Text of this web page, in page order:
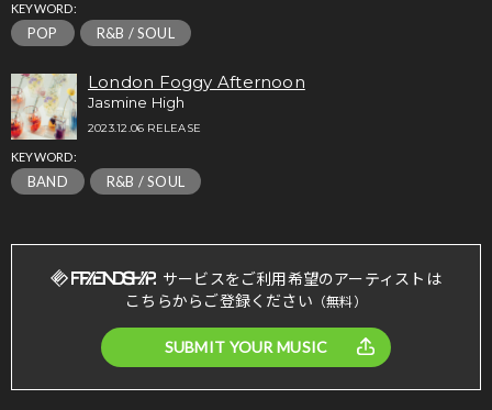
KEYWORD:
POP R&B / SOUL
London Foggy Afternoon
Jasmine High
2023.12.06 RELEASE
KEYWORD:
BAND R&B / SOUL
サービスをご利用希望のアーティストは
こちらからご登録ください （無料）
SUBMIT YOUR MUSIC